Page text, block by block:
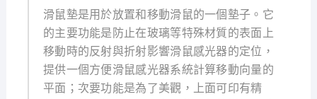
滑鼠墊是用於放置和移動滑鼠的一個墊子。它
的主要功能是防止在玻璃等特殊材質的表面上
移動時的反射與折射影響滑鼠感光器的定位，
提供一個方便滑鼠感光器系統計算移動向量的
平面；次要功能是為了美觀，上面可印有精